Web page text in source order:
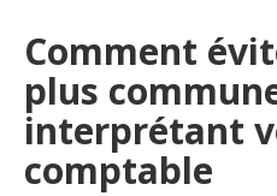
Comment
plus
interprétant
comptable